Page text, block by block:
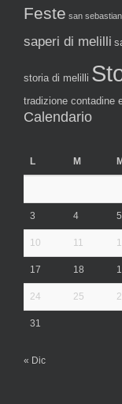
Feste san
saperi di melilli
storia di melilli
tradizione contadine
Calendario
L
M M
3 4 5
10 11
17 18
24 25
31
« Dic